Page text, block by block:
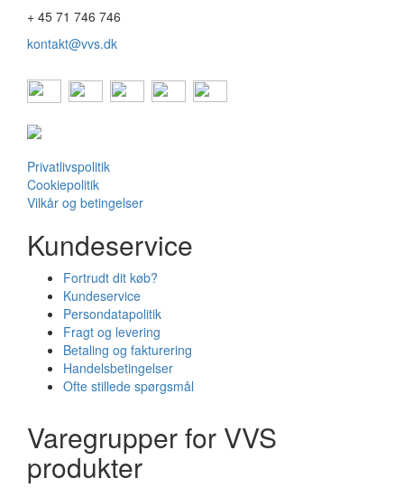
+ 45 71 746 746
kontakt@vvs.dk
Privatlivspolitik
Cookiepolitik
Vilkår og betingelser
Kundeservice
Fortrudt dit køb?
Kundeservice
Persondatapolitik
Fragt og levering
Betaling og fakturering
Handelsbetingelser
Ofte stillede spørgsmål
Varegrupper for VVS
produkter